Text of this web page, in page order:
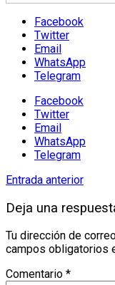
Facebook
Twitter
Email
WhatsApp
Telegram
Facebook
Twitter
Email
WhatsApp
Telegram
Entrada anterior
Deja una
Tu dirección de
campos obligatorios
Comentario *